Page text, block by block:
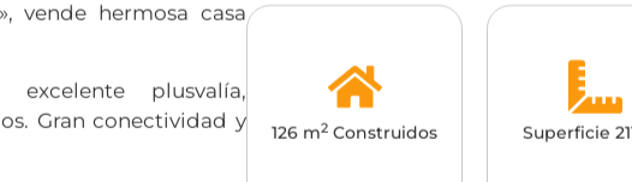
vende hermosa casa
plusvalía,
Gran conectividad y
126 m2 Construidos Superficie